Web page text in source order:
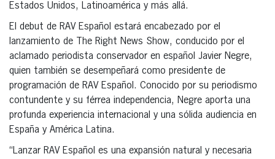
Estados Unidos, Latinoamérica y más allá.
El debut de RAV Español estará encabezado por el
lanzamiento de The Right News Show, conducido por el
aclamado periodista conservador en español Javier Negre,
quien también se desempeñará como presidente de
programación de RAV Español. Conocido por su periodismo
contundente y su férrea independencia, Negre aporta una
profunda experiencia internacional y una sólida audiencia en
España y América Latina.
“Lanzar RAV Español es una expansión natural y necesaria